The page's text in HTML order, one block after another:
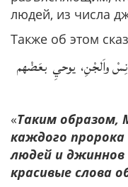
людей, из числа
Также об этом
واَلجْنِ، يوحيِ بعَضْهم
«Таким образом,
каждого пророка
людей и джиннов
красивые слова